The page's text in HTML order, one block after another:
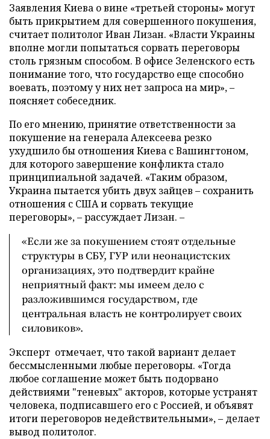
Заявления Киева о вине «третьей стороны» могут
быть прикрытием для совершенного покушения,
считает политолог Иван Лизан. «Власти Украины
вполне могли попытаться сорвать переговоры
столь грязным способом. В офисе Зеленского есть
понимание того, что государство еще способно
воевать, поэтому у них нет запроса на мир», –
поясняет собеседник.
По его мнению, принятие ответственности за
покушение на генерала Алексеева резко
ухудшило бы отношения Киева с Вашингтоном,
для которого завершение конфликта стало
принципиальной задачей. «Таким образом,
Украина пытается убить двух зайцев – сохранить
отношения с США и сорвать текущие
переговоры», – рассуждает Лизан. –
«Если же за покушением стоят отдельные
структуры в СБУ, ГУР или неонацистских
организациях, это подтвердит крайне
неприятный факт: мы имеем дело с
разложившимся государством, где
центральная власть не контролирует своих
силовиков».
Эксперт отмечает, что такой вариант делает
бессмысленными любые переговоры. «Тогда
любое соглашение может быть подорвано
действиями "теневых" акторов, которые устранят
человека, подписавшего его с Россией, и объявят
итоги переговоров недействительными», – делает
вывод политолог.